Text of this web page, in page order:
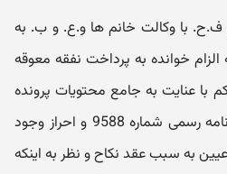
با وکالت خانم ها و.ع. و ب. به
خوانده به پرداخت نفقه معوقه
تا صدور حکم با عنایت به جامع محتویات پرونده
ازجمله فتوکپی مصدق نکاح نامه رسمی شماره 9588 و احراز وجود
به سبب عقد نکاح و نظر به اینکه